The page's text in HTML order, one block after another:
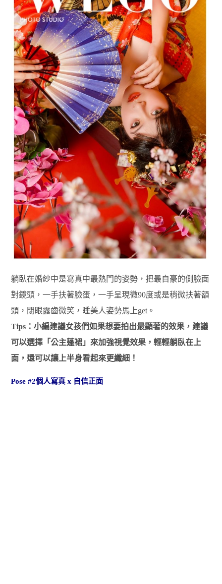
躺臥在婚紗中是寫真中最熱門的姿勢，把最自豪的側臉面
對鏡頭，一手扶著臉蛋，一手呈現微90度或是稍微扶著額
頭，閉眼露齒微笑，睡美人姿勢馬上get。
Tips：小編建議女孩們如果想要拍出最顯著的效果，建議
可以選擇「公主蓬裙」來加強視覺效果，輕輕躺臥在上
面，還可以讓上半身看起來更纖細！
Pose #2個人寫真 x 自信正面